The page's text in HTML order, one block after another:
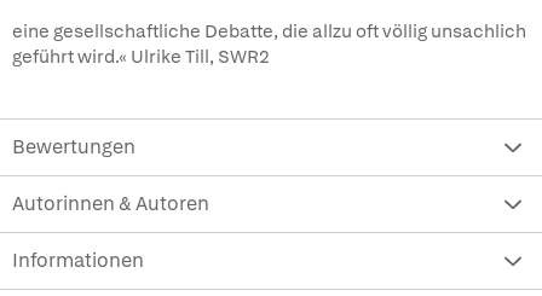
eine gesellschaftliche Debatte, die allzu oft völlig unsachlich
geführt wird.« Ulrike Till, SWR2
Bewertungen
Autorinnen & Autoren
Informationen